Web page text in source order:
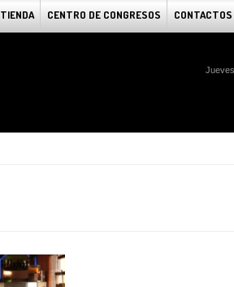
TIENDA CENTRO DE CONGRESOS CONTACTOS